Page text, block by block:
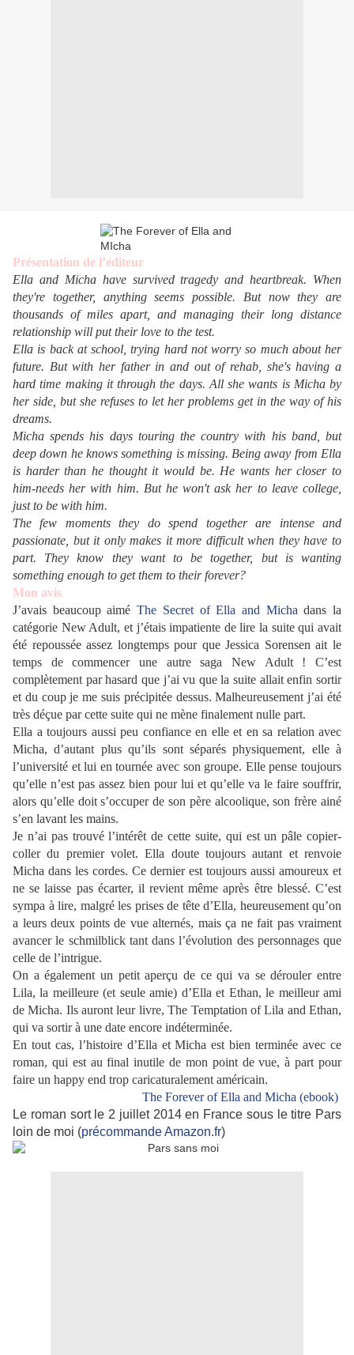
Présentation de l’éditeur
Ella and Micha have survived tragedy and heartbreak. When
they're together, anything seems possible. But now they are
thousands of miles apart, and managing their long distance
relationship will put their love to the test.
Ella is back at school, trying hard not worry so much about her
future. But with her father in and out of rehab, she's having a
hard time making it through the days. All she wants is Micha by
her side, but she refuses to let her problems get in the way of his
dreams.
Micha spends his days touring the country with his band, but
deep down he knows something is missing. Being away from Ella
is harder than he thought it would be. He wants her closer to
him-needs her with him. But he won't ask her to leave college,
just to be with him.
The few moments they do spend together are intense and
passionate, but it only makes it more difficult when they have to
part. They know they want to be together, but is wanting
something enough to get them to their forever?
Mon avis
J’avais beaucoup aiméThe Secret of Ella and Micha dans la
catégorie New Adult, et j’étais impatiente de lire la suite qui avait
été repoussée assez longtemps pour que Jessica Sorensen ait le
temps de commencer une autre saga New Adult ! C’est
complètement par hasard que j’ai vu que la suite allait enfin sortir
et du coup je me suis précipitée dessus. Malheureusement j’ai été
très déçue par cette suite qui ne mène finalement nulle part.
Ella a toujours aussi peu confiance en elle et en sa relation avec
Micha, d’autant plus qu’ils sont séparés physiquement, elle à
l’université et lui en tournée avec son groupe. Elle pense toujours
qu’elle n’est pas assez bien pour lui et qu’elle va le faire souffrir,
alors qu’elle doit s’occuper de son père alcoolique, son frère ainé
s’en lavant les mains.
Je n’ai pas trouvé l’intérêt de cette suite, qui est un pâle copier-
coller du premier volet. Ella doute toujours autant et renvoie
Micha dans les cordes. Ce dernier est toujours aussi amoureux et
ne se laisse pas écarter, il revient même après être blessé. C’est
sympa à lire, malgré les prises de tête d’Ella, heureusement qu’on
a leurs deux points de vue alternés, mais ça ne fait pas vraiment
avancer le schmilblick tant dans l’évolution des personnages que
celle de l’intrigue.
On a également un petit aperçu de ce qui va se dérouler entre
Lila, la meilleure (et seule amie) d’Ella et Ethan, le meilleur ami
de Micha. Ils auront leur livre, The Temptation of Lila and Ethan,
qui va sortir à une date encore indéterminée.
En tout cas, l’histoire d’Ella et Micha est bien terminée avec ce
roman, qui est au final inutile de mon point de vue, à part pour
faire un happy end trop caricaturalement américain.
The Forever of Ella and Micha (ebook)
Le roman sort le 2 juillet 2014 en France sous le titre Pars
loin de moi (précommande Amazon.fr)